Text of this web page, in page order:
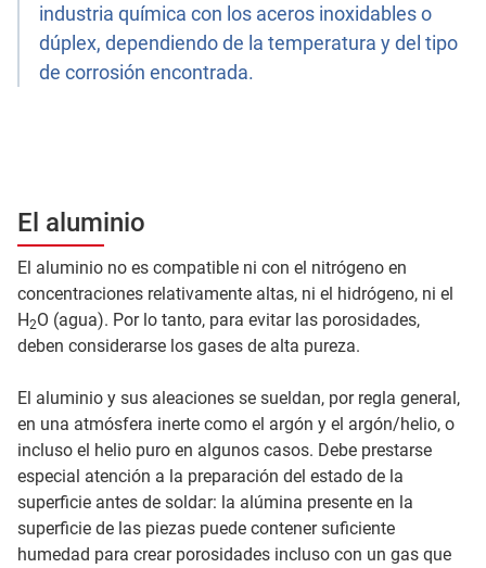
industria química con los aceros inoxidables o
dúplex, dependiendo de la temperatura y del tipo
de corrosión encontrada.
El aluminio
El aluminio no es compatible ni con el nitrógeno en
concentraciones relativamente altas, ni el hidrógeno, ni el
H2O (agua). Por lo tanto, para evitar las porosidades,
deben considerarse los gases de alta pureza.
El aluminio y sus aleaciones se sueldan, por regla general,
en una atmósfera inerte como el argón y el argón/helio, o
incluso el helio puro en algunos casos. Debe prestarse
especial atención a la preparación del estado de la
superficie antes de soldar: la alúmina presente en la
superficie de las piezas puede contener suficiente
humedad para crear porosidades incluso con un gas que